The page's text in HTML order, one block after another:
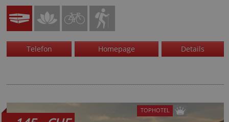
Telefon Homepage Details
TOPHOTEL